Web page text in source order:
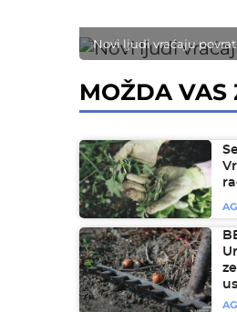
Novi ljudi vraćaju
MOŽDA VAS